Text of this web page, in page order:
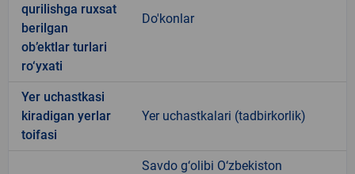
qurilishga ruxsat
berilgan
ob’ektlar turlari
ro‘yxati
Do'konlar
Yer uchastkasi
kiradigan yerlar
toifasi
Yer uchastkalari (tadbirkorlik)
Savdo g‘olibi O‘zbekiston